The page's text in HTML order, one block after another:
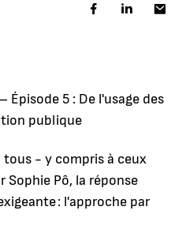
Épisode 5 : De l'usage des
publique
tous - y compris à ceux
Sophie Pô, la réponse
: l'approche par